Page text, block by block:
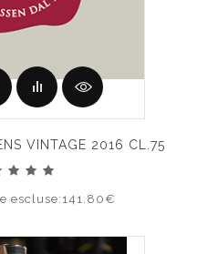
VINTAGE 2016 CL.75
escluse:141.80€